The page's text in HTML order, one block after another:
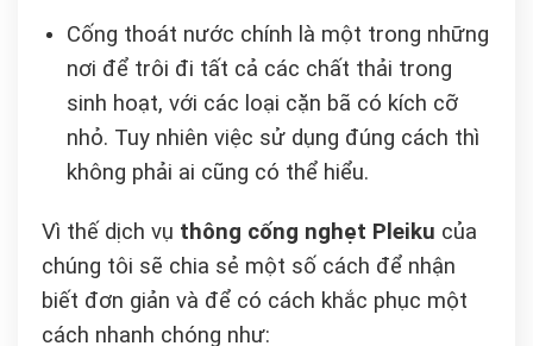
Cống thoát nước chính là một trong những
nơi để trôi đi tất cả các chất thải trong
sinh hoạt, với các loại cặn bã có kích cỡ
nhỏ. Tuy nhiên việc sử dụng đúng cách thì
không phải ai cũng có thể hiểu.
Vì thế dịch vụ thông cống nghẹt Pleiku của
chúng tôi sẽ chia sẻ một số cách để nhận
biết đơn giản và để có cách khắc phục một
cách nhanh chóng như: